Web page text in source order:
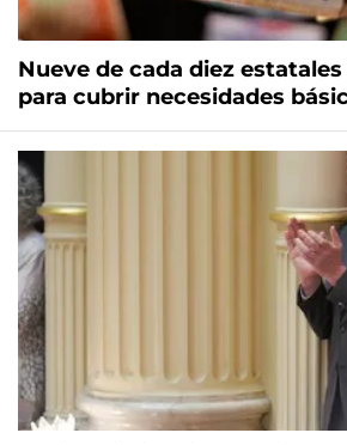
Nueve de cada diez
para cubrir necesidades